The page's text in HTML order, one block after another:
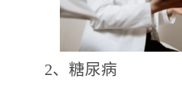
2、糖尿病